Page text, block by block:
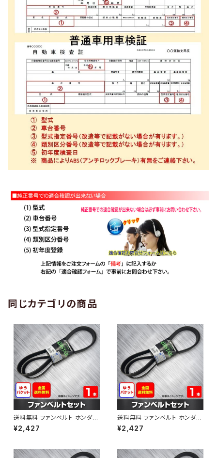
同じカテゴリの商品
送料無料 ファンベルト ホンダ
ゼスト 型式JE1 H18.03～H24.
11 （国内トップメーカー） 1本 H
¥2,427
送料無料 ファンベルト ホンダ ラ
イフ 型式JB6 H15.09～H20.1
1 （国内トップメーカー） 1本 HA
¥2,427